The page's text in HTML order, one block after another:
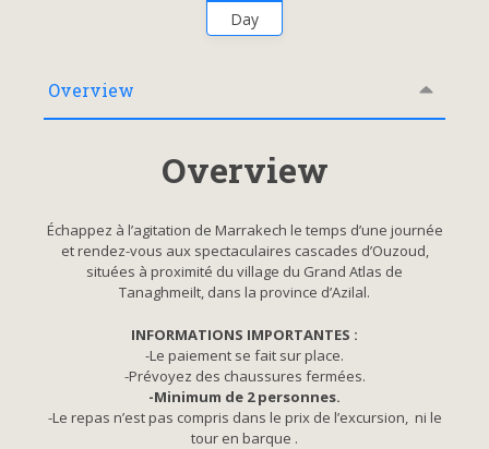
Day
Overview
Overview
Échappez à l’agitation de Marrakech le temps d’une journée
et rendez-vous aux spectaculaires cascades d’Ouzoud,
situées à proximité du village du Grand Atlas de
Tanaghmeilt, dans la province d’Azilal.
INFORMATIONS IMPORTANTES :
-Le paiement se fait sur place.
-Prévoyez des chaussures fermées.
-Minimum de 2 personnes.
-Le repas n’est pas compris dans le prix de l’excursion, ni le
tour en barque .